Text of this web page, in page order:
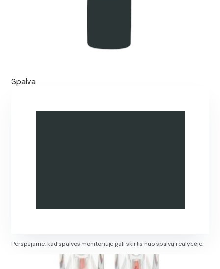
Spalva
Perspėjame, kad spalvos monitoriuje gali skirtis nuo spalvų realybėje.